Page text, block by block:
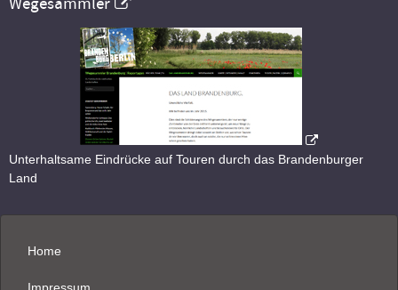
Unterhaltsame Eindrücke auf Touren durch das Brandenburger
Land
Home